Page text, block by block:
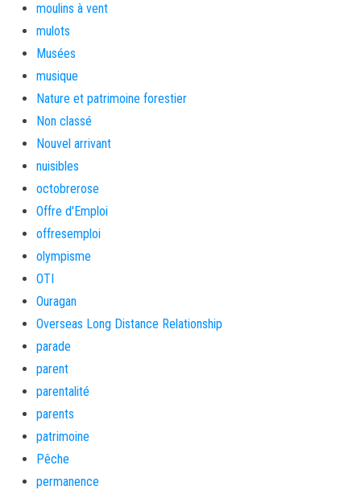
moulins à vent
mulots
Musées
musique
Nature et patrimoine forestier
Non classé
Nouvel arrivant
nuisibles
octobrerose
Offre d'Emploi
offresemploi
olympisme
OTI
Ouragan
Overseas Long Distance Relationship
parade
parent
parentalité
parents
patrimoine
Pêche
permanence